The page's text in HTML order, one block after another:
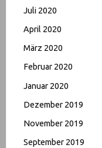
Juli 2020
April 2020
März 2020
Februar 2020
Januar 2020
Dezember 2019
November 2019
September 2019